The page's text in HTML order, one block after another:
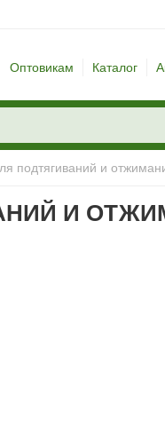
Оптовикам Каталог
подтягиваний и
И